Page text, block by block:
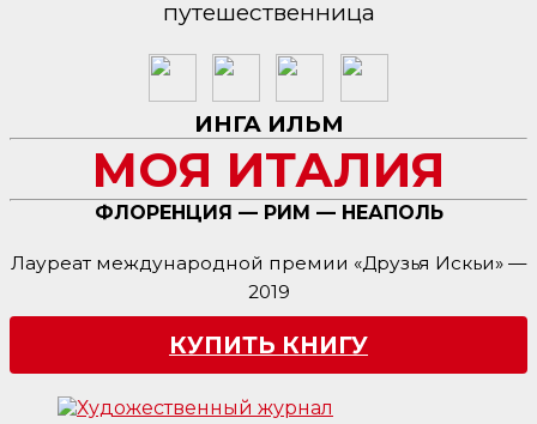
путешественница
ИНГА ИЛЬМ
МОЯ ИТАЛИЯ
ФЛОРЕНЦИЯ — РИМ — НЕАПОЛЬ
Лауреат международной премии «Друзья Искьи» —
2019
КУПИТЬ КНИГУ